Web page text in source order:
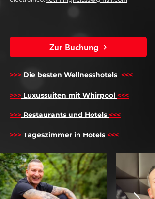
Zur Buchung
>>> Die besten Wellnesshotels <<<
>>> Luxussuiten mit Whirpool <<<
>>> Restaurants und Hotels <<<
>>> Tageszimmer in Hotels <<<